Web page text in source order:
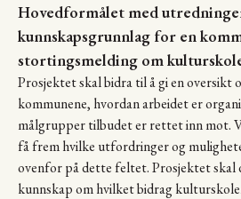
Hovedformålet med
kunnskapsgrunnlag for en
stortingsmelding om
Prosjektet skal bidra til å gi en
kommunene, hvordan arbeidet er
målgrupper tilbudet er rettet inn mot.
få frem hvilke utfordringer og
ovenfor på dette feltet. Prosjektet skal
kunnskap om hvilket bidrag